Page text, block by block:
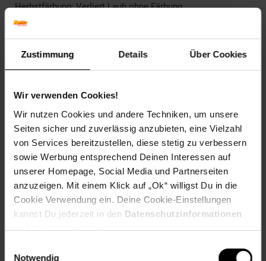
Zustimmung Details Über Cookies
Wir verwenden Cookies!
Wir nutzen Cookies und andere Techniken, um unsere
Seiten sicher und zuverlässig anzubieten, eine Vielzahl
von Services bereitzustellen, diese stetig zu verbessern
sowie Werbung entsprechend Deinen Interessen auf
unserer Homepage, Social Media und Partnerseiten
anzuzeigen. Mit einem Klick auf „Ok“ willigst Du in die
Cookie Verwendung ein. Deine Cookie-Einstellungen
kannst Du jederzeit in den Datenschutzinformationen
ändern bzw. widerrufen.
Notwendig
Herbstfärbung: Verliert Laub ohne Färbung
Blütenfarbe: Lavendel
Frucht: Zierfrucht, nicht essbar
Blattform: Eiförmig
Standortempfehlung: Sonnig, windgeschützt
Pflegeaufwand: Wenig,Mittel
Lichtbedarf: Sonnig-Halbschattig
Wasserbedarf: Mittel
Rückschnitt: Rückschnitt im zeitigen Frühjahr.
Schnittverträglichkeit: Gut
Bodenansprüche: nährstoffreich und gut durchlässig
Nährstoffgehalt: Mittel
Frosthärte: bis -20 °C
Verwendung: In Klein- und Vorgärten,In
Bienenweide, Schnittblume